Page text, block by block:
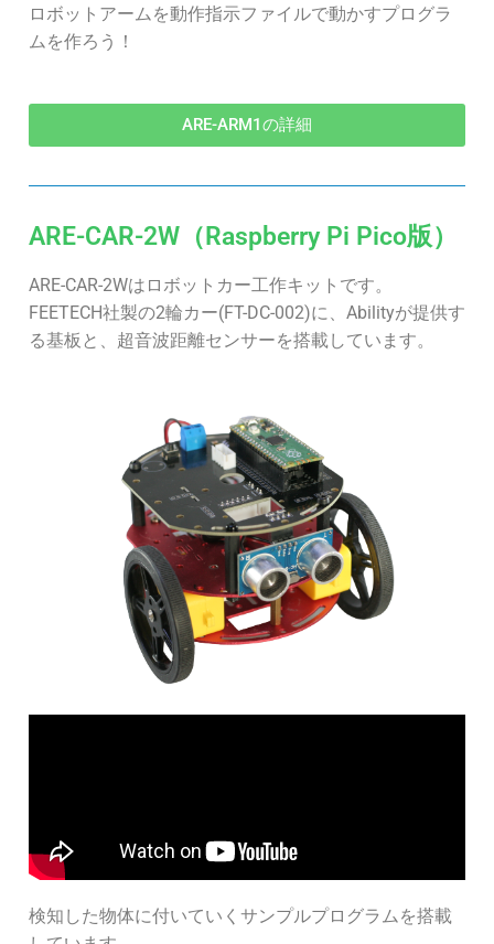
ロボットアームを動作指示ファイルで動かすプログラ
ムを作ろう！
ARE-ARM1の詳細
ARE-CAR-2W（Raspberry Pi Pico版）
ARE-CAR-2Wはロボットカー工作キットです。
FEETECH社製の2輪カー(FT-DC-002)に、Abilityが提供す
る基板と、超音波距離センサーを搭載しています。
検知した物体に付いていくサンプルプログラムを搭載